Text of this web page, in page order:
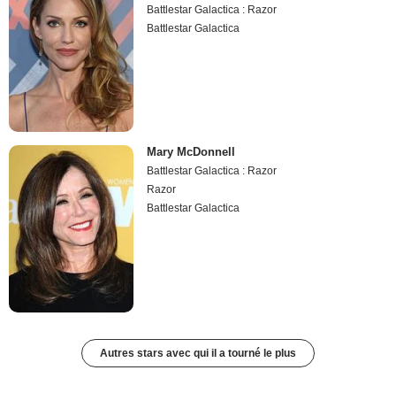
Battlestar Galactica : Razor
Battlestar Galactica
Mary McDonnell
Battlestar Galactica : Razor
Razor
Battlestar Galactica
Autres stars avec qui il a tourné le plus